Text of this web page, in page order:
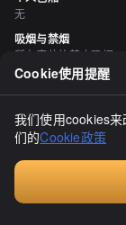
无
吸烟与禁烟
所有座位均禁止吸烟
停车场
无
空间与设备
宁静的空间
Cookie使用提醒
我们使用cookies
们的Cookie政策